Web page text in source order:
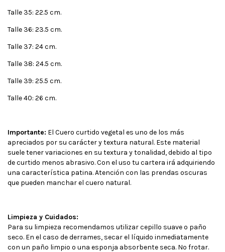
Talle 35: 22.5 cm.
Talle 36: 23.5 cm.
Talle 37: 24 cm.
Talle 38: 24.5 cm.
Talle 39: 25.5 cm.
Talle 40: 26 cm.
Importante: El Cuero curtido vegetal es uno de los más
apreciados por su carácter y textura natural. Este material
suele tener variaciones en su textura y tonalidad, debido al tipo
de curtido menos abrasivo. Con el uso tu cartera irá adquiriendo
una característica patina. Atención con las prendas oscuras
que pueden manchar el cuero natural.
Limpieza y Cuidados:
Para su limpieza recomendamos utilizar cepillo suave o paño
seco. En el caso de derrames, secar el líquido inmediatamente
con un paño limpio o una esponja absorbente seca. No frotar.